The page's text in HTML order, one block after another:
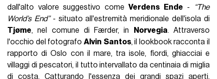
dall'alto valore suggestivo comeVerdens Ende -
“The
World’s End”- situato all'estremità meridionale dell'isola di
Tjøme, nel comune di Færder, in Norvegia. Attraverso
l'occhio del fotografo Alvin Santos, il lookbook racconta il
rapporto di Oslo con il mare, tra isole, fiordi, ghiacciai e
villaggi di pescatori, il tutto intervallato da centinaia di miglia
di costa. Catturando l'essenza dei grandi spazi aperti,